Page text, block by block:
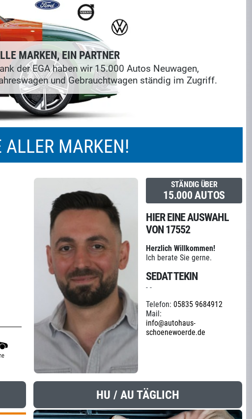
MARKEN, EIN PARTNER
der EGA haben wir 15.000 Autos Neuwagen,
und Gebrauchtwagen ständig im Zugriff.
ALLER MARKEN!
STÄNDIG ÜBER
15.000 AUTOS
HIER EINE AUSWAHL
VON 17552
Herzlich Willkommen!
Ich berate Sie gerne.
SEDAT TEKIN
- -
Telefon: 05835 9684912
Mail:
info@autohaus-
schoenewoerde.de
HU / AU TÄGLICH